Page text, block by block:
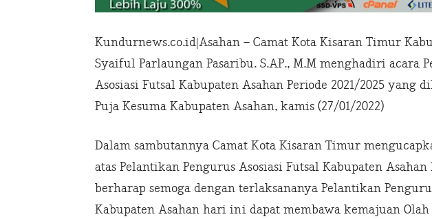
Kundurnews.co.id|Asahan – Camat Kota Kisaran Timur
Syaiful Parlaungan Pasaribu. S.AP., M.M menghadiri acara
Asosiasi Futsal Kabupaten Asahan Periode 2021/2025 yang
Puja Kesuma Kabupaten Asahan, kamis (27/01/2022)
Dalam sambutannya Camat Kota Kisaran Timur
atas Pelantikan Pengurus Asosiasi Futsal Kabupaten Asahan
berharap semoga dengan terlaksananya Pelantikan
Kabupaten Asahan hari ini dapat membawa kemajuan